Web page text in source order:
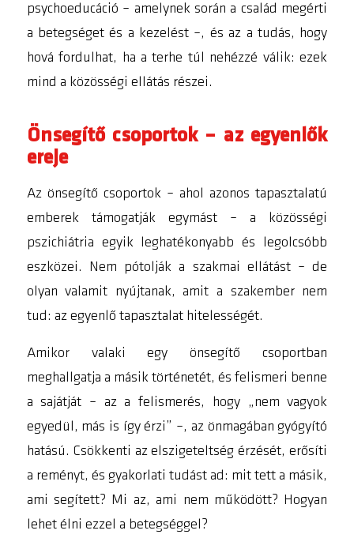
psychoeducáció – amelynek során a család megérti
a betegséget és a kezelést –, és az a tudás, hogy
hová fordulhat, ha a terhe túl nehézzé válik: ezek
mind a közösségi ellátás részei.
Önsegítő csoportok – az egyenlők
ereje
Az önsegítő csoportok – ahol azonos tapasztalatú
emberek támogatják egymást – a közösségi
pszichiátria egyik leghatékonyabb és legolcsóbb
eszközei. Nem pótolják a szakmai ellátást – de
olyan valamit nyújtanak, amit a szakember nem
tud: az egyenlő tapasztalat hitelességét.
Amikor valaki egy önsegítő csoportban
meghallgatja a másik történetét, és felismeri benne
a sajátját – az a felismerés, hogy „nem vagyok
egyedül, más is így érzi” –, az önmagában gyógyító
hatású. Csökkenti az elszigeteltség érzését, erősíti
a reményt, és gyakorlati tudást ad: mit tett a másik,
ami segített? Mi az, ami nem működött? Hogyan
lehet élni ezzel a betegséggel?